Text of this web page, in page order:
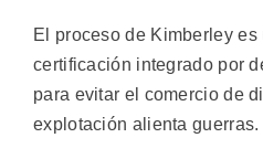
El proceso de Kimberley es
certificación integrado por
para evitar el comercio de
explotación alienta guerras.